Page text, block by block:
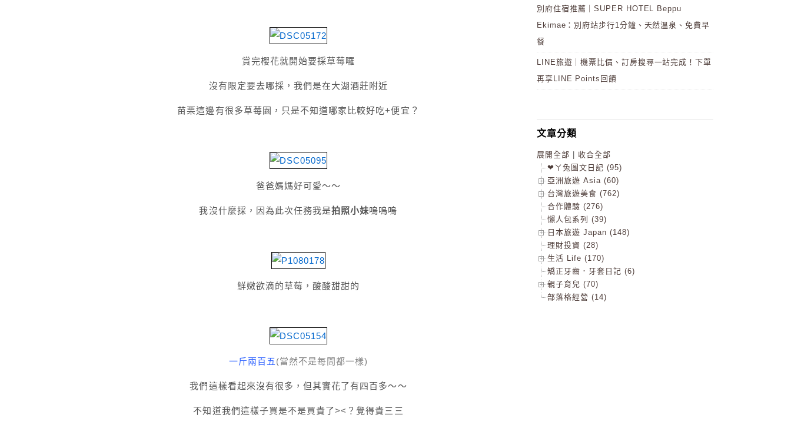
賞完櫻花就開始要採草莓囉
沒有限定要去哪採，我們是在大湖酒莊附近
苗栗這邊有很多草莓園，只是不知道哪家比較好吃+便宜？
爸爸媽媽好可愛～～
我沒什麼採，因為此次任務我是拍照小妹嗚嗚嗚
鮮嫩欲滴的草莓，酸酸甜甜的
一斤兩百五 (當然不是每間都一樣)
我們這樣看起來沒有很多，但其實花了有四百多～～
不知道我們這樣子買是不是買貴了><？覺得貴三三
別府住宿推薦｜SUPER HOTEL Beppu
Ekimae：別府站步行1分鐘、天然溫泉、免費早
餐
LINE旅遊｜機票比價、訂房搜尋一站完成！下單
再享LINE Points回饋
文章分類
展開全部
收合全部
❤ㄚ兔圖文日記 (95)
亞洲旅遊 Asia (60)
台灣旅遊美食 (762)
合作體驗 (276)
懶人包系列 (39)
日本旅遊 Japan (148)
理財投資 (28)
生活 Life (170)
矯正牙齒．牙套日記 (6)
親子育兒 (70)
部落格經營 (14)